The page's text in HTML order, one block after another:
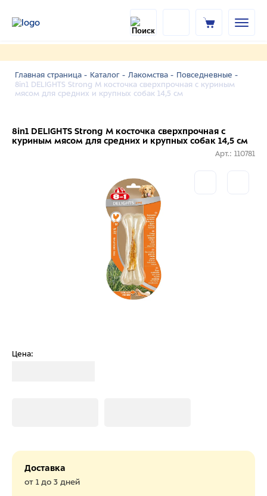
Главная страница - Каталог - Лакомства - Повседневные -
8in1 DELIGHTS Strong M косточка сверхпрочная с куриным
мясом для средних и крупных собак 14,5 см
8in1 DELIGHTS Strong M косточка сверхпрочная с
куриным мясом для средних и крупных собак 14,5 см
Арт.: 110781
Цена:
Доставка
от 1 до 3 дней